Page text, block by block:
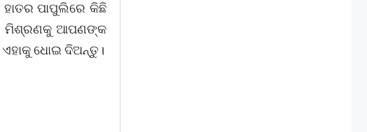
ପାପୁଲିରେ କିଛି
ମିଶ୍ରଣକୁ ଆପଣଙ୍କ
ଏହାକୁ ଧୋଇ ଦିଅନ୍ତୁ।